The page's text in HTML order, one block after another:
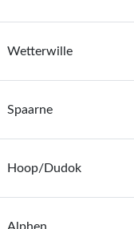
Wetterwille
Spaarne
Hoop/Dudok